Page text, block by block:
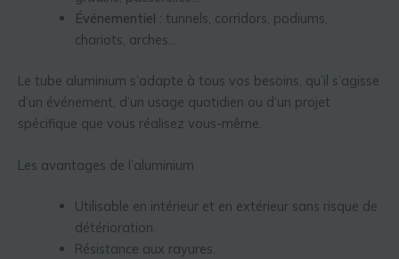
Événementiel : tunnels, corridors, podiums,
chariots, arches…
Le tube aluminium s’adapte à tous vos besoins, qu’il s’agisse
d’un événement, d’un usage quotidien ou d’un projet
spécifique que vous réalisez vous-même.
Les avantages de l’aluminium
Utilisable en intérieur et en extérieur sans risque de
détérioration.
Résistance aux rayures.